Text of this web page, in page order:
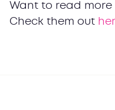
Want to read more
Check them out